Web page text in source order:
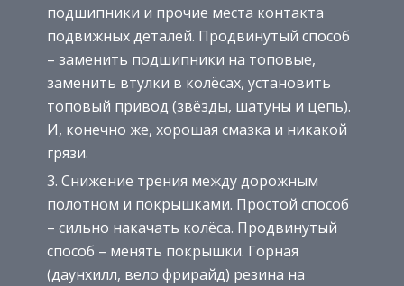
подшипники и прочие места контакта
подвижных деталей. Продвинутый способ
– заменить подшипники на топовые,
заменить втулки в колёсах, установить
топовый привод (звёзды, шатуны и цепь).
И, конечно же, хорошая смазка и никакой
грязи.
Снижение трения между дорожным
полотном и покрышками. Простой способ
– сильно накачать колёса. Продвинутый
способ – менять покрышки. Горная
(даунхилл, вело фрирайд) резина на